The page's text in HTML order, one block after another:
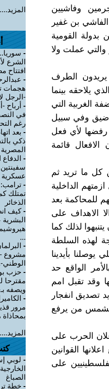
وفاشيين
بن غفير
القومية
والتي عملت ولا
الطرف
يلاحقه بينما
الغربية التي
ضيق وفي سبيل
رفضها لأي فعل
قائمة
كل ما تريد ثم
الداخلية
للمحاكمة بعد
الاهداف على
لذلك كما
لهذه السلطة
بأيدينا
الواقع حد
وقد تقبل امم
تصديق انفجار
من يرفع
الحرب على
القوانين
على
-
الشرع
افتتاح
-
-الرجل
-
رغم
- بعد
ذكي
-
عسكرية
- ترامب:
تمتلك
الذخائر
-كيف
...
-
مشروع -
- حزب
مقترحا
ويصفه
-
مرور
- لوبي
الصباغ
- خطة